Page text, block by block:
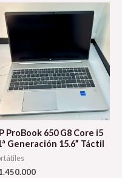
ProBook 650 G8 Core i5
Generación 15.6” Táctil